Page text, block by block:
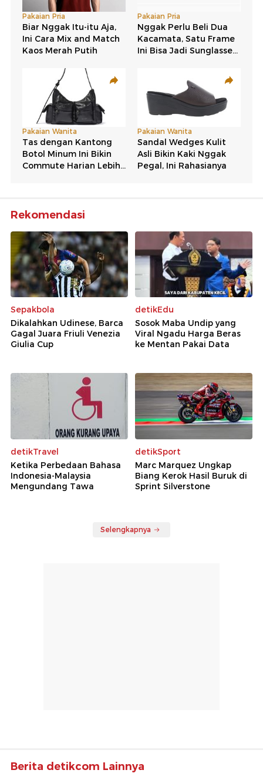
Rekomendasi
Sepakbola
Dikalahkan Udinese, Barca
Gagal Juara Friuli Venezia
Giulia Cup
detikEdu
Sosok Maba Undip yang
Viral Ngadu Harga Beras
ke Mentan Pakai Data
detikTravel
Ketika Perbedaan Bahasa
Indonesia-Malaysia
Mengundang Tawa
detikSport
Marc Marquez Ungkap
Biang Kerok Hasil Buruk di
Sprint Silverstone
Selengkapnya
Berita detikcom Lainnya